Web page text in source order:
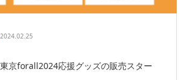
2024.02.25
京forall2024応援グッズの販売スター